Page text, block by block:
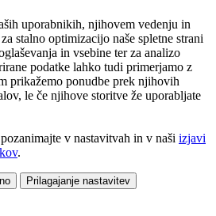
uporabnikih, njihovem vedenju in
stalno optimizacijo naše spletne strani
in vsebine ter za analizo
podatke lahko tudi primerjamo z
prikažemo ponudbe prek njihovih
le če njihove storitve že uporabljate
v nastavitvah in v naši izjavi
.
Prilagajanje nastavitev